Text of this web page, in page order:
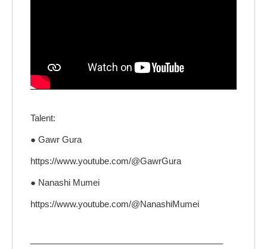
Talent:
● Gawr Gura
https://www.youtube.com/@GawrGura
● Nanashi Mumei
https://www.youtube.com/@NanashiMumei
—————————————————————–